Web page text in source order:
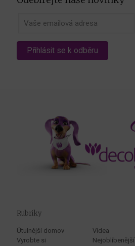
Rubriky
Útulnější domov
Vyrobte si
Videa
Nejoblíbenější